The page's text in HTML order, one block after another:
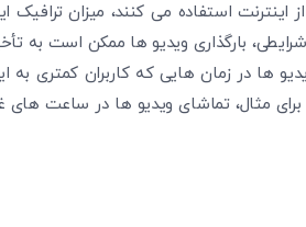
از اینترنت استفاده می ‌کنند، میزان
بارگذاری ویدیو ها ممکن است به
ها در زمان ‌هایی که کاربران کمتری
مثال، تماشای ویدیو ها در ساعت های